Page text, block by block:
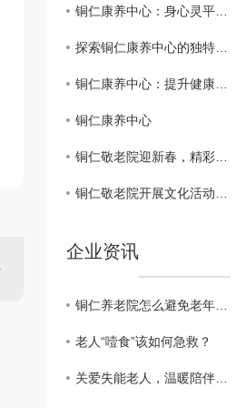
铜仁康养中心：身心灵平衡的..场所
探索铜仁康养中心的独特之处
铜仁康养中心：提升健康生活质量的理想去处
铜仁康养中心
铜仁敬老院迎新春，精彩活动温暖老有所依
铜仁敬老院开展文化活动，丰富老年生活
企业资讯
铜仁养老院怎么避免老年人的孤单？
老人“噎食”该如何急救？
关爱失能老人，温暖陪伴从细节开始